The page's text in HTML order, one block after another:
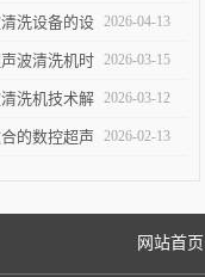
适配要点
应用
清洗设备的设
进展
2026-04-13
波清洗机时
标
2026-03-15
洗机技术解
势
2026-03-12
的数控超声 2026-02-13
网站首页